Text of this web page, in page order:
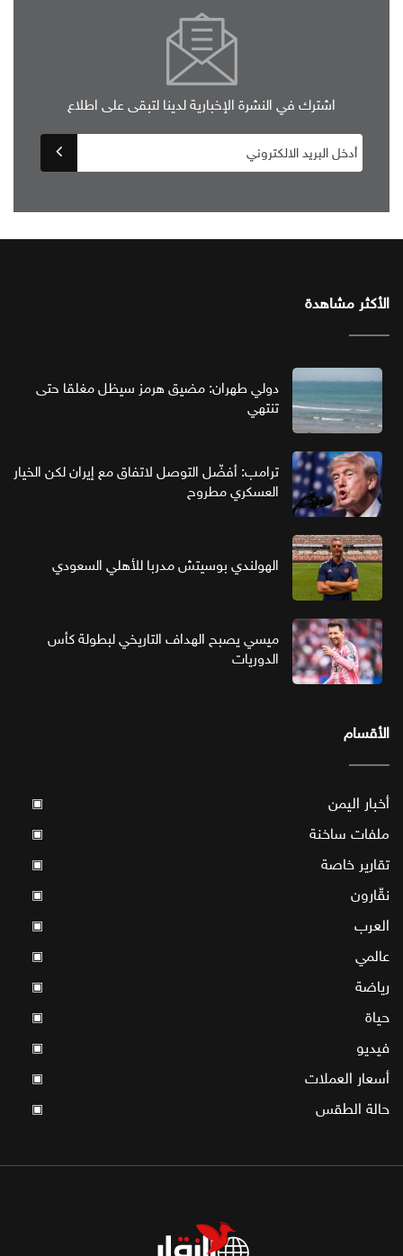
اشترك في النشرة الإخبارية لدينا لتبقى على اطلاع
الأكثر مشاهدة
دولي طهران: مضيق هرمز سيظل مغلقا حتى
تنتهي
ترامب: أفضّل التوصل لاتفاق مع إيران لكن الخيار
العسكري مطروح
الهولندي بوسيتش مدربا للأهلي السعودي
ميسي يصبح الهداف التاريخي لبطولة كأس
الدوريات
الأقسام
أخبار اليمن ▣
ملفات ساخنة ▣
تقارير خاصة ▣
نقّارون ▣
العرب ▣
عالمي ▣
رياضة ▣
حياة ▣
فيديو ▣
أسعار العملات ▣
حالة الطقس ▣